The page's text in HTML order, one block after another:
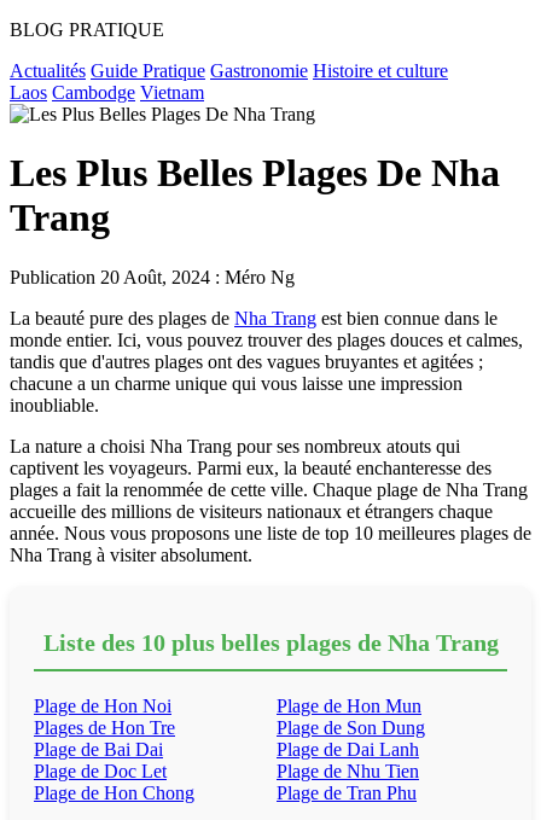
BLOG PRATIQUE
Actualités Guide Pratique Gastronomie Histoire et culture
Laos Cambodge Vietnam
Les Plus Belles Plages De Nha
Trang
Publication 20 Août, 2024 : Méro Ng
La beauté pure des plages de Nha Trang est bien connue dans le
monde entier. Ici, vous pouvez trouver des plages douces et calmes,
tandis que d'autres plages ont des vagues bruyantes et agitées ;
chacune a un charme unique qui vous laisse une impression
inoubliable.
La nature a choisi Nha Trang pour ses nombreux atouts qui
captivent les voyageurs. Parmi eux, la beauté enchanteresse des
plages a fait la renommée de cette ville. Chaque plage de Nha Trang
accueille des millions de visiteurs nationaux et étrangers chaque
année. Nous vous proposons une liste de top 10 meilleures plages de
Nha Trang à visiter absolument.
Liste des 10 plus belles plagesde Nha Trang
Plage de Hon Noi
Plages de Hon Tre
Plage de Bai Dai
Plage de Doc Let
Plage de Hon Chong
Plage de Hon Mun
Plage de Son Dung
Plage de Dai Lanh
Plage de Nhu Tien
Plage de Tran Phu